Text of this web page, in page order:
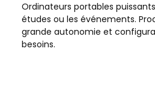
Ordinateurs portables
études ou les événements.
grande autonomie et
besoins.